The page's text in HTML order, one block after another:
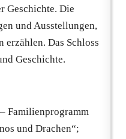
Geschichte. Die
und Ausstellungen,
erzählen. Das Schloss
Geschichte.
Familienprogramm
und Drachen“;